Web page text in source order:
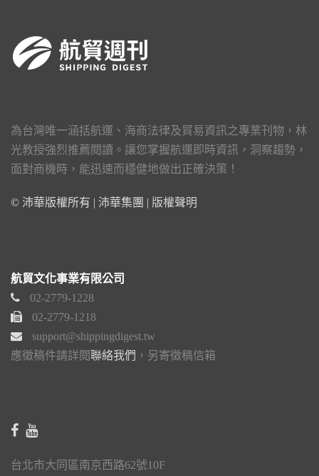
為台灣唯一涵括航運、海商法律及貿易資訊之專業刊物，林
光教授強烈推薦閱讀。讓您掌握航運即時資訊，洞察趨勢，
面對商機時，能迅速而穩健地做出正確決策！
© 沛華版權所有 | 沛華集團 | 版權聲明
航貿文化事業有限公司
02-2779-1228
02-2779-1218
support@shippingdigest.tw
應徵稿件請詳閱聯絡我們 ，另寄徵稿信箱
台北市大同區南京西路62號10F